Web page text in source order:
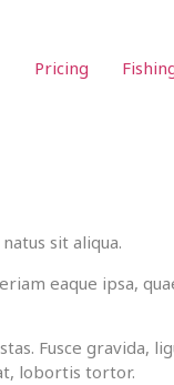
Pricing
sit aliqua.
eaque ipsa,
Fusce gravida,
lobortis tortor.